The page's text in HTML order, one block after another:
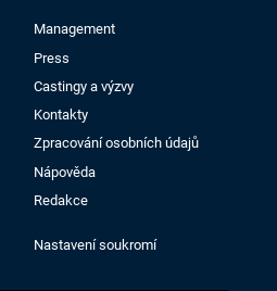
Management
Press
Castingy a výzvy
Kontakty
Zpracování osobních údajů
Nápověda
Redakce
Nastavení soukromí